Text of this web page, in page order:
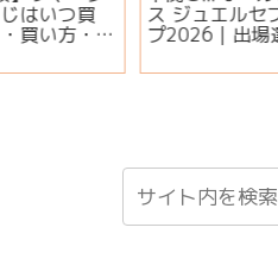
ス ジュエルセブンカッ
プ2026｜出場選手・注
報まとめ